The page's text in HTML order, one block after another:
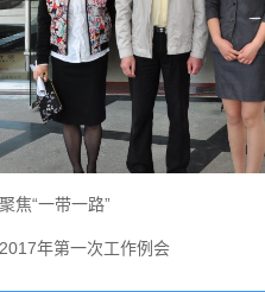
焦“一带一路”
年第一次工作例会